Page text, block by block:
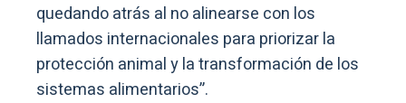
quedando atrás al no alinearse con los
llamados internacionales para priorizar la
protección animal y la transformación de los
sistemas alimentarios”.